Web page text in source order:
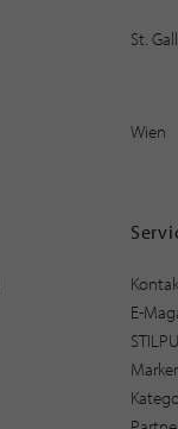
St.
Wien
E-